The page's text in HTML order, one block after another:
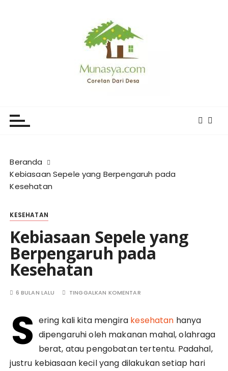
Beranda
Kebiasaan Sepele yang Berpengaruh pada
Kesehatan
KESEHATAN
Kebiasaan Sepele yang
Berpengaruh pada
Kesehatan
6 BULAN LALU TINGGALKAN KOMENTAR
S ering kali kita mengira kesehatan hanya
dipengaruhi oleh makanan mahal, olahraga
berat, atau pengobatan tertentu. Padahal,
justru kebiasaan kecil yang dilakukan setiap hari